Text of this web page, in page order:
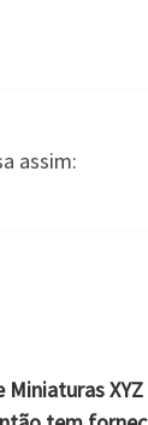
assim:
Miniaturas